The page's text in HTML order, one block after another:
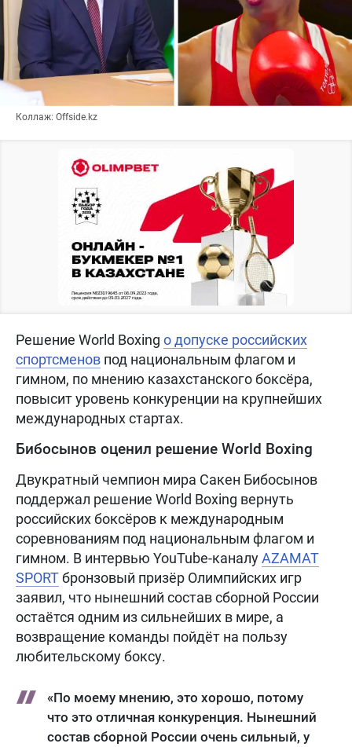
Коллаж: Offside.kz
Решение World Boxing о допуске российских
спортсменов под национальным флагом и
гимном, по мнению казахстанского боксёра,
повысит уровень конкуренции на крупнейших
международных стартах.
Бибосынов оценил решение World Boxing
Двукратный чемпион мира Сакен Бибосынов
поддержал решение World Boxing вернуть
российских боксёров к международным
соревнованиям под национальным флагом и
гимном. В интервью YouTube-каналуAZAMAT
SPORTбронзовый призёр Олимпийских игр
заявил, что нынешний состав сборной России
остаётся одним из сильнейших в мире, а
возвращение команды пойдёт на пользу
любительскому боксу.
«По моему мнению, это хорошо, потому
что это отличная конкуренция. Нынешний
состав сборной России очень сильный, у